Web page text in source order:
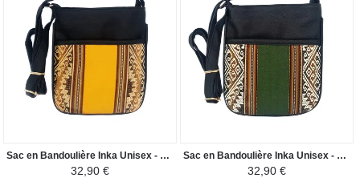
Sac en Bandoulière Inka Unisex - Tissu Traditionnel Péruvien - Jaune / Nuances Marron
32,90 €
Sac en Bandoulière Inka Unisex - Tissu Traditionnel Péruvien - Vert / Marron
32,90 €